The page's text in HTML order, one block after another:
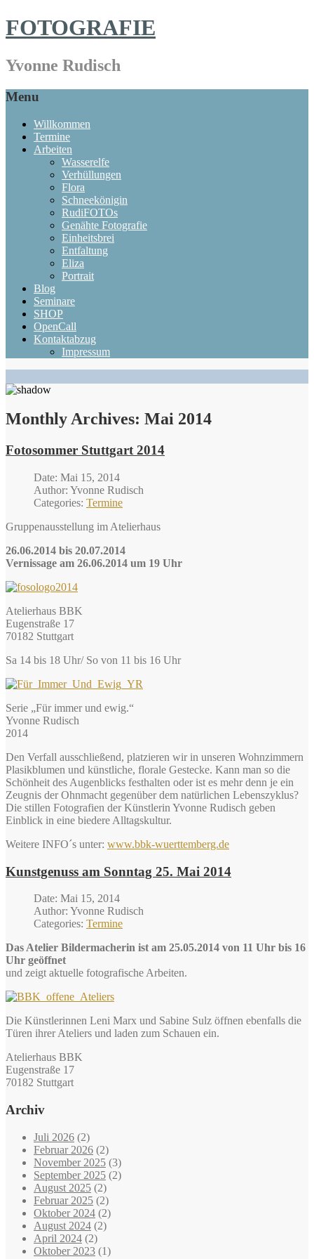
FOTOGRAFIE
Yvonne Rudisch
Menu
Willkommen
Termine
Arbeiten
Wasserelfe
Verhüllungen
Flora
Schneekönigin
RudiFOTOs
Genähte Fotografie
Einheitsbrei
Entfaltung
Eliza
Portrait
Blog
Seminare
SHOP
OpenCall
Kontaktabzug
Impressum
Monthly Archives: Mai 2014
Fotosommer Stuttgart 2014
Date: Mai 15, 2014
Author: Yvonne Rudisch
Categories: Termine
Gruppenausstellung im Atelierhaus
26.06.2014 bis 20.07.2014
Vernissage am 26.06.2014 um 19 Uhr
Atelierhaus BBK
Eugenstraße 17
70182 Stuttgart
Sa 14 bis 18 Uhr/ So von 11 bis 16 Uhr
Serie „Für immer und ewig.“
Yvonne Rudisch
2014
Den Verfall ausschließend, platzieren wir in unseren Wohnzimmern
Plasikblumen und künstliche, florale Gestecke. Kann man so die
Schönheit des Augenblicks festhalten oder ist es mehr denn je ein
Zeugnis der Ohnmacht gegenüber dem natürlichen Lebenszyklus?
Die stillen Fotografien der Künstlerin Yvonne Rudisch geben
Einblick in eine biedere Alltagskultur.
Weitere INFO´s unter: www.bbk-wuerttemberg.de
Kunstgenuss am Sonntag 25. Mai 2014
Date: Mai 15, 2014
Author: Yvonne Rudisch
Categories: Termine
Das Atelier Bildermacherin ist am 25.05.2014 von 11 Uhr bis 16
Uhr geöffnet
und zeigt aktuelle fotografische Arbeiten.
Die Künstlerinnen Leni Marx und Sabine Sulz öffnen ebenfalls die
Türen ihrer Ateliers und laden zum Schauen ein.
Atelierhaus BBK
Eugenstraße 17
70182 Stuttgart
Archiv
Juli 2026 (2)
Februar 2026 (2)
November 2025 (3)
September 2025 (2)
August 2025 (2)
Februar 2025 (2)
Oktober 2024 (2)
August 2024 (2)
April 2024 (2)
Oktober 2023 (1)